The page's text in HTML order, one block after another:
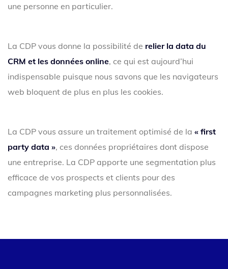
une personne en particulier.
La CDP vous donne la possibilité de relier la data du
CRM et les données online, ce qui est aujourd’hui
indispensable puisque nous savons que les navigateurs
web bloquent de plus en plus les cookies.
La CDP vous assure un traitement optimisé de la « first
party data », ces données propriétaires dont dispose
une entreprise. La CDP apporte une segmentation plus
efficace de vos prospects et clients pour des
campagnes marketing plus personnalisées.